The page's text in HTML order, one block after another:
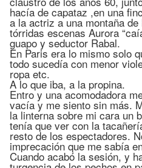
hacía de capataz ,en una
a la actriz a una montaña
tórridas escenas Aurora
guapo y seductor Rabal.
En Paris era lo mismo solo
todo sucedía con menor
ropa etc.
A lo que iba, a la propina.
Entro y una acomodadora
vacía y me siento sin más.
la linterna sobre mi cara un
tenía que ver con la
resto de los espectadores.
imprecación que me sabía
Cuando acabó la sesión, y